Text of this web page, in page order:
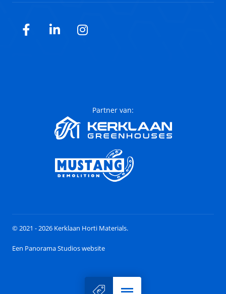
Facebook
LinkedInInstagram
Partner van:
© 2021 - 2026 Kerklaan Horti Materials.
Een Panorama Studios website